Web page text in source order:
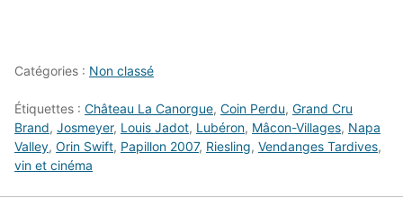
Catégories : Non classé
Étiquettes : Château La Canorgue, Coin Perdu, Grand Cru
Brand, Josmeyer, Louis Jadot, Lubéron, Mâcon-Villages, Napa
Valley, Orin Swift, Papillon 2007, Riesling, Vendanges Tardives,
vin et cinéma